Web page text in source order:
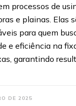
processos de
e plainas. Elas
para quem
e eficiência na
garantindo
DE 2025